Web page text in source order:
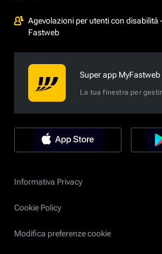
Agevolazioni per utenti con disabilità
Fastweb
Super app MyFastweb
La tua finestra per
Informativa Privacy
Cookie Policy
Modifica preferenze cookie